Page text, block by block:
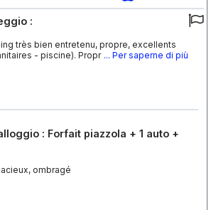
:
très bien entretenu, propre, excellents
- piscine). Propr ... Per saperne di più
: Forfait piazzola + 1 auto +
ombragé